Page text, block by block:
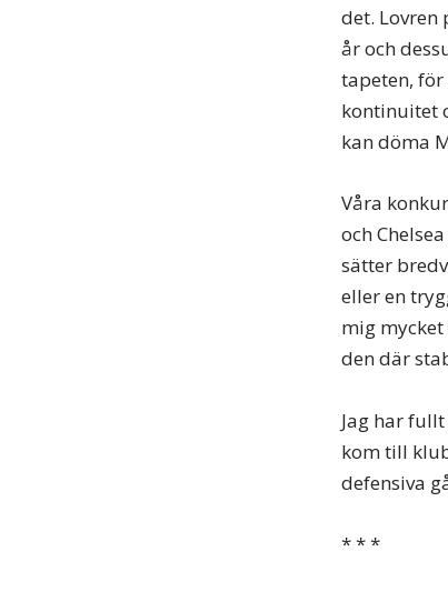
det. Lovren
år och
tapeten,
kontinuitet
kan döma
Våra
och
sätter
eller en
mig
den där
Jag har
kom till
defensiva
* * *